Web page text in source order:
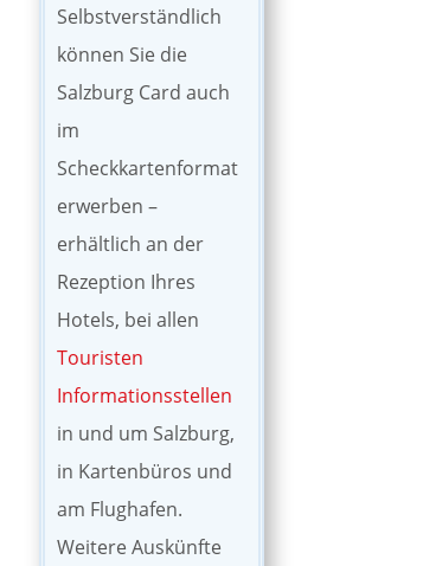
Selbstverständlich
können Sie die
Salzburg Card auch
im
Scheckkartenformat
erwerben –
erhältlich an der
Rezeption Ihres
Hotels, bei allen
Touristen
Informationsstellen
in und um Salzburg,
in Kartenbüros und
am Flughafen.
Weitere Auskünfte